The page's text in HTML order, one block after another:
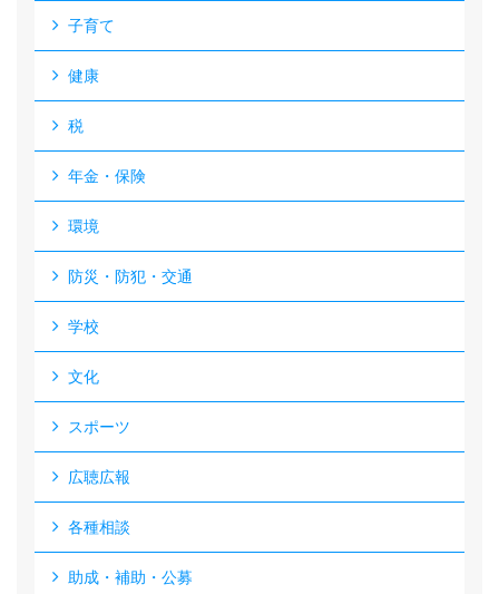
子育て
健康
税
年金・保険
環境
防災・防犯・交通
学校
文化
スポーツ
広聴広報
各種相談
助成・補助・公募